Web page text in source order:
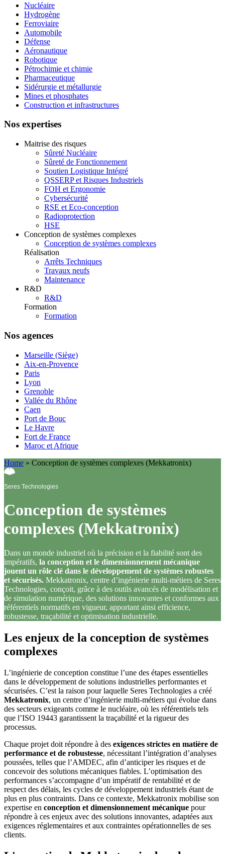
Nucléaire
Hydrogène
Ferroviaire
Automobile
Défense
Aéronautique
Robotique
Pétrochimie et chimie
Pharmaceutique
Sidérurgie et métallurgie
Mines et phosphates
Construction et infrastructures
Nos expertises
Maitrise des risques
Sûreté Nucléaire
Sûreté de Fonctionnement
Soutien Logistique Intégré
QSSERP et Risques Industriels
FOH et Ergonomie
Cybersécurité
RSE et Eco-conception
Radioprotection
HSE
Conception de systèmes complexes
Conception de systèmes complexes
Réalisation
Arrêts Techniques
Travaux neufs
Maintenance
R&D
R&D
Formation
Formation
Nos agences
Marseille (Siège)
Aix-en-Provence
Paris
Lyon
Grenoble
Vallée du Rhône
Caen
Port de Bouc
Le Havre
Fort de France
Maroc et Afrique
Home » Conception de systèmes complexes (Mekkatronix)
Seres Technologies
Conception de systèmes
complexes (Mekkatronix)
Dans un monde industriel où la précision et la fiabilité sont des
impératifs, la conception et le dimensionnement mécanique
jouent un rôle clé dans le développement de systèmes robustes
et sécurisés. Mekkatronix, centre d’ingénierie multi-métiers de Seres
Technologies, conçoit, grâce à des outils avancés de modélisation et
de simulation numérique, des solutions innovantes et conformes aux
référentiels normatifs en vigueur, apportant ainsi efficience,
robustesse, traçabilité et optimisation industrielle.
Les enjeux de la conception de systèmes
complexes
L’ingénierie de conception constitue l’une des étapes essentielles
dans le développement de solutions industrielles performantes et
sécurisées. C’est la raison pour laquelle Seres Technologies a créé
Mekkatronix, un centre d’ingénierie multi-métiers qui évolue dans
des secteurs exigeants comme le nucléaire, où les référentiels tels
que l’ISO 19443 garantissent la traçabilité et la rigueur des
processus.
Chaque projet doit répondre à des exigences strictes en matière de
performance et de robustesse, nécessitant l’intégration d’analyses
poussées, telles que l’AMDEC, afin d’anticiper les risques et de
concevoir des solutions mécaniques fiables. L’optimisation des
performances s’accompagne d’un impératif de rentabilité et de
respect des délais, les cycles de développement industriels étant de
plus en plus contraints. Dans ce contexte, Mekkatronix mobilise son
expertise en conception et dimensionnement mécanique pour
répondre à ces enjeux avec des solutions innovantes, adaptées aux
exigences réglementaires et aux contraintes opérationnelles de ses
clients.